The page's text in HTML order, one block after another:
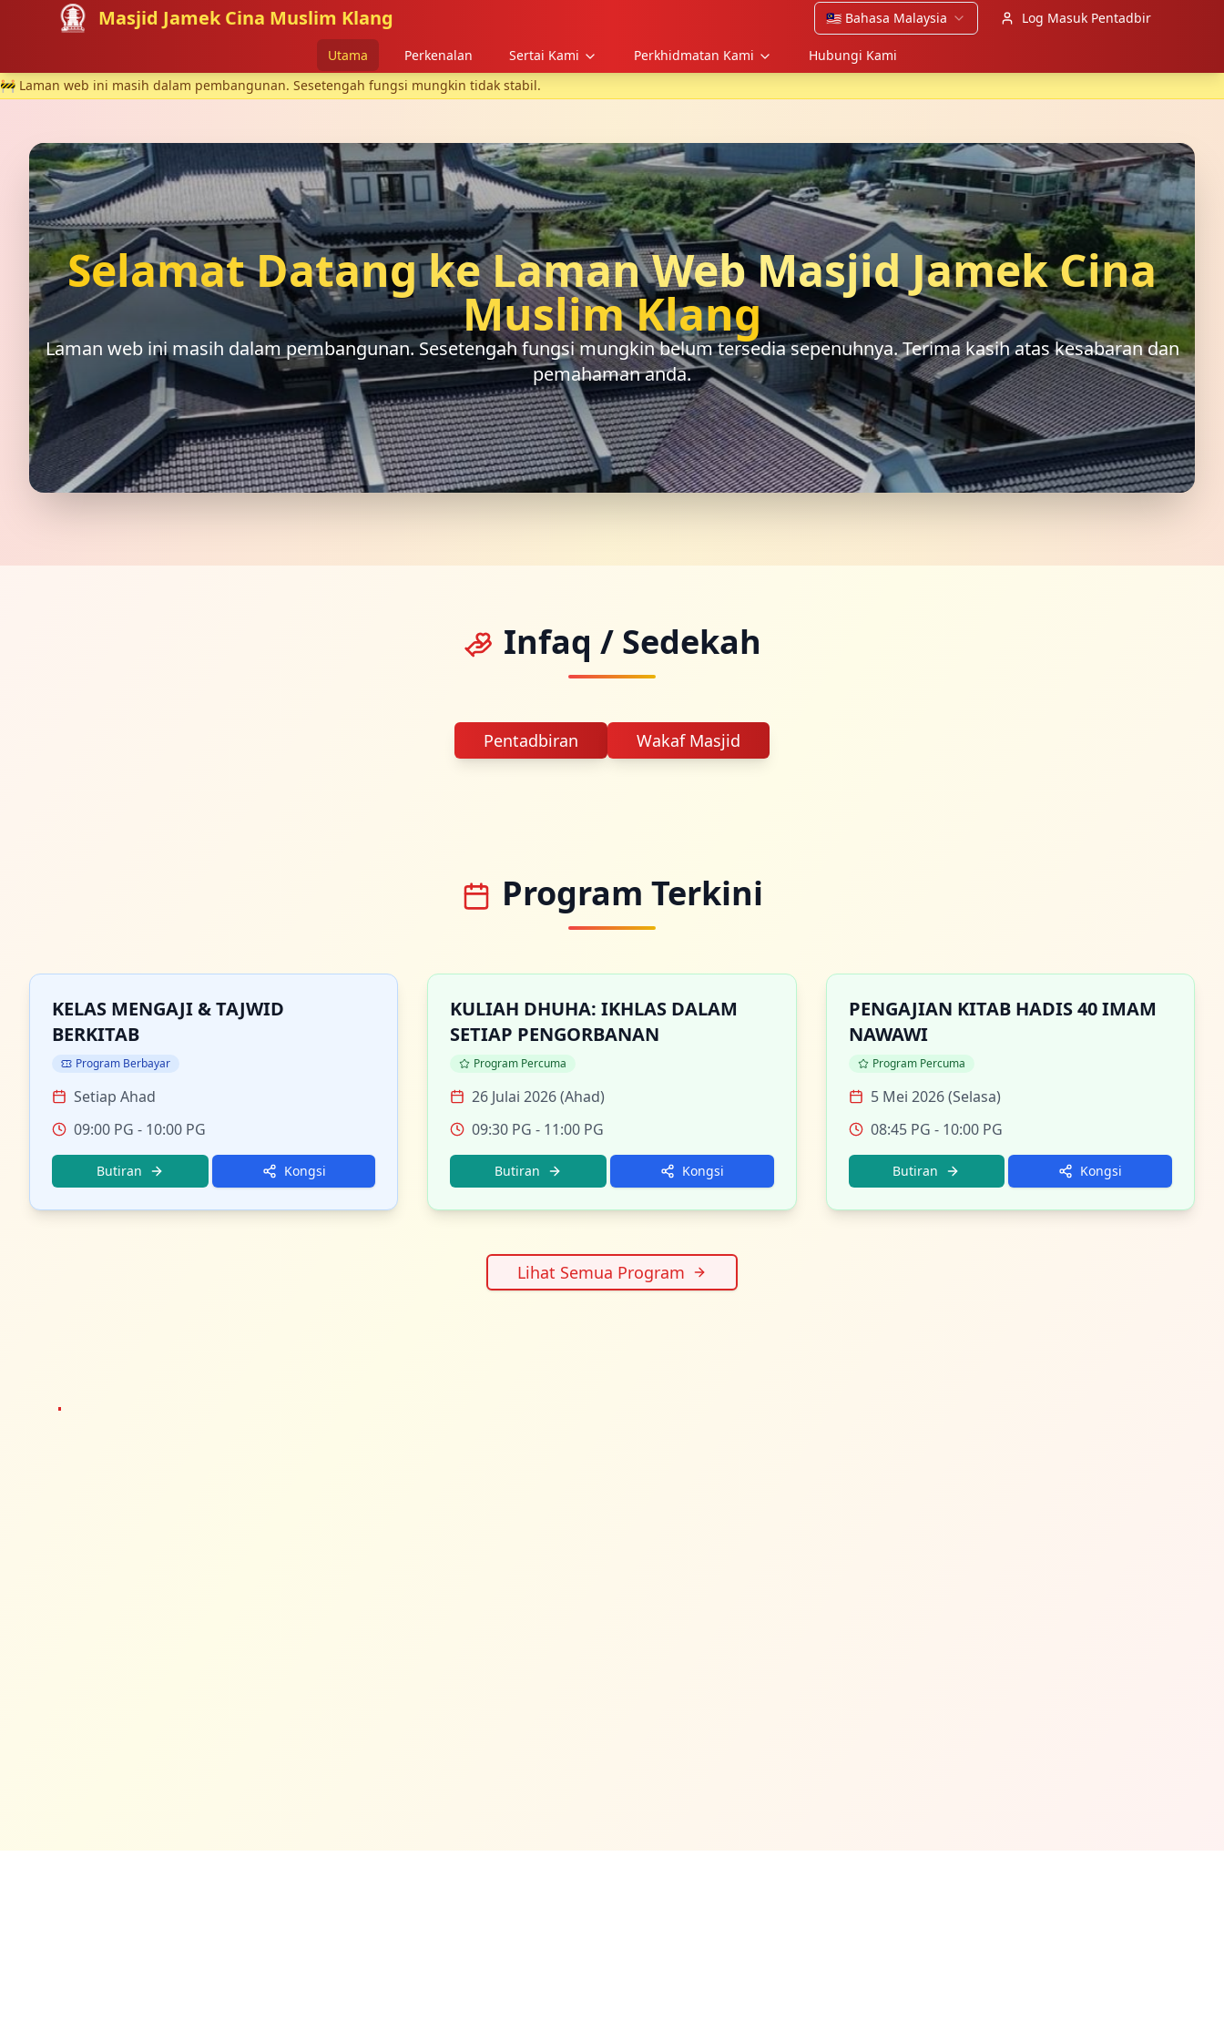
Masjid Jamek Cina Muslim Klang 🇲🇾 Bahasa Malaysia Log Masuk Pentadbir
Utama Perkenalan Sertai Kami Perkhidmatan Kami
Hubungi Kami
🚧 Laman web ini masih dalam pembangunan. Sesetengah fungsi mungkin tidak stabil.
Selamat Datang ke Laman Web Masjid Jamek Cina
Muslim Klang
Laman web ini masih dalam pembangunan. Sesetengah fungsi mungkin belum tersedia sepenuhnya. Terima kasih atas kesabaran dan
pemahaman anda.
Infaq / Sedekah
Pentadbiran Wakaf Masjid
Program Terkini
KELAS MENGAJI & TAJWID
BERKITAB
Program Berbayar
Setiap Ahad
09:00 PG - 10:00 PG
Butiran Kongsi
KULIAH DHUHA: IKHLAS DALAM
SETIAP PENGORBANAN
Program Percuma
26 Julai 2026 (Ahad)
09:30 PG - 11:00 PG
Butiran Kongsi
PENGAJIAN KITAB HADIS 40 IMAM
NAWAWI
Program Percuma
5 Mei 2026 (Selasa)
08:45 PG - 10:00 PG
Butiran Kongsi
Lihat Semua Program